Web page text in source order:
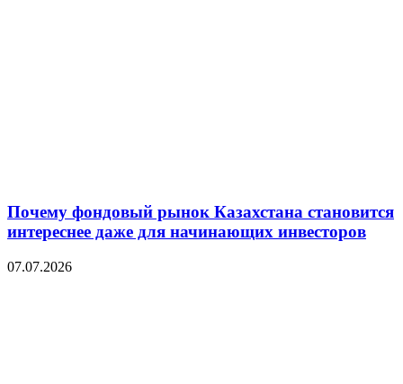
Почему фондовый рынок Казахстана становится
интереснее даже для начинающих инвесторов
07.07.2026